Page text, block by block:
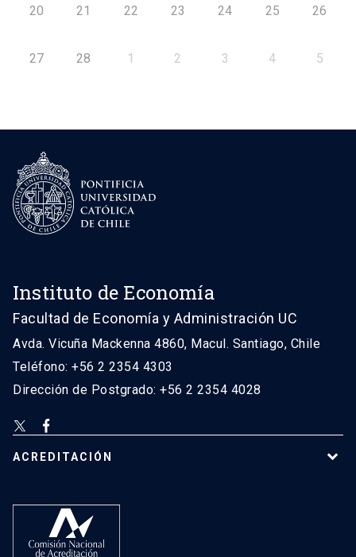
20 21 22 23 24 25 26
27 28 1 2 3 4 5
Instituto de Economía
Facultad de Economía y Administración UC
Avda. Vicuña Mackenna 4860, Macul. Santiago, Chile
Teléfono: +56 2 2354 4303
Dirección de Postgrado: +56 2 2354 4028
ACREDITACIÓN